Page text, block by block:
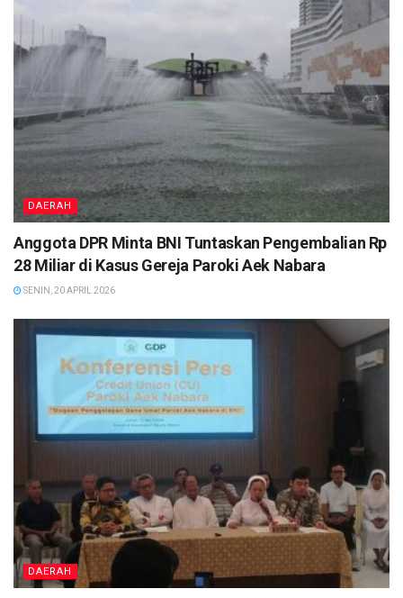
DAERAH
Anggota DPR Minta BNI Tuntaskan Pengembalian Rp
28 Miliar di Kasus Gereja Paroki Aek Nabara
SENIN, 20 APRIL 2026
DAERAH